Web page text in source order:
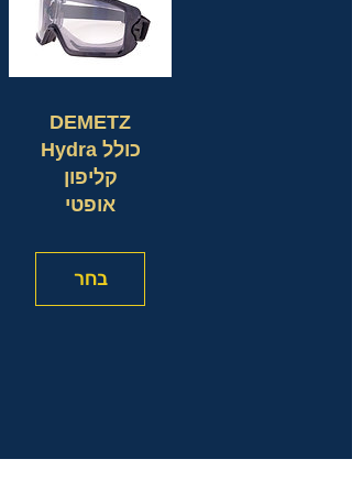
DEMETZ
Hydra כולל
קליפון
אופטי
בחר